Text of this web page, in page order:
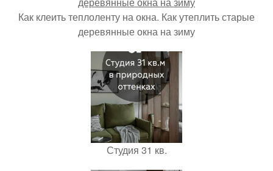
Как клеить теплоленту на окна. Как утеплить старые
деревянные окна на зиму
Студия 31 кв.